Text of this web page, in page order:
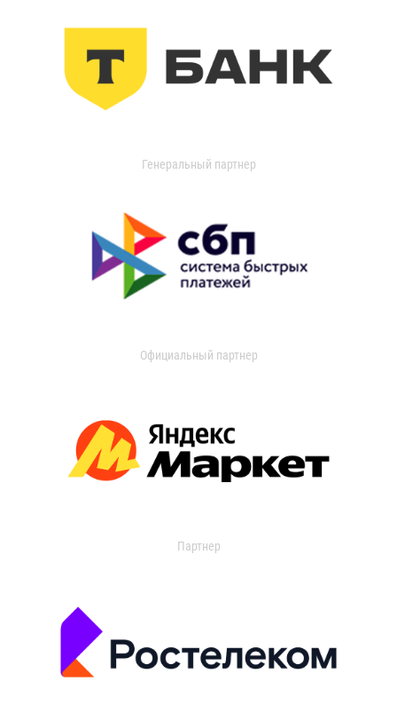
Генеральный партнер
Официальный партнер
Партнер